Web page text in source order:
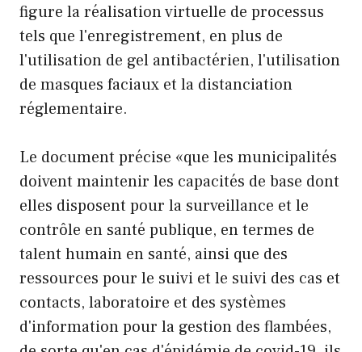
figure la réalisation virtuelle de processus
tels que l'enregistrement, en plus de
l'utilisation de gel antibactérien, l'utilisation
de masques faciaux et la distanciation
réglementaire.
Le document précise «que les municipalités
doivent maintenir les capacités de base dont
elles disposent pour la surveillance et le
contrôle en santé publique, en termes de
talent humain en santé, ainsi que des
ressources pour le suivi et le suivi des cas et
contacts, laboratoire et des systèmes
d'information pour la gestion des flambées,